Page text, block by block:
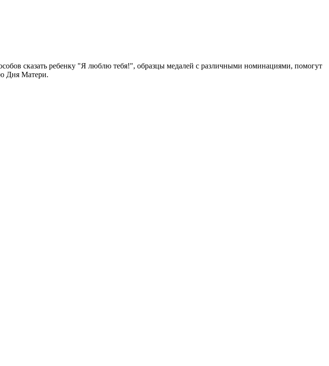
сказать ребенку "Я люблю тебя!", образцы медалей с различными номинациями, помогут
Дня Матери.